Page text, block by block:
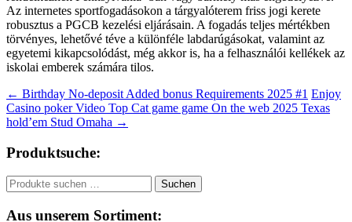
Az internetes sportfogadásokon a tárgyalóterem friss jogi kerete
robusztus a PGCB kezelési eljárásain. A fogadás teljes mértékben
törvényes, lehetővé téve a különféle labdarúgásokat, valamint az
egyetemi kikapcsolódást, még akkor is, ha a felhasználói kellékek az
iskolai emberek számára tilos.
Beitragsnavigation
← Birthday No-deposit Added bonus Requirements 2025 #1 Enjoy
Casino poker Video Top Cat game game On the web 2025 Texas
hold’em Stud Omaha →
Produktsuche:
Suchen
nach:
Suchen
Aus unserem Sortiment: